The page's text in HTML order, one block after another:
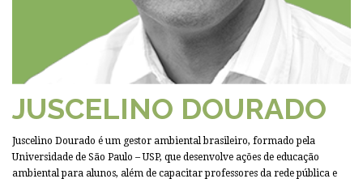
JUSCELINO DOURADO
Juscelino Dourado é um gestor ambiental brasileiro, formado pela
Universidade de São Paulo – USP, que desenvolve ações de educação
ambiental para alunos, além de capacitar professores da rede pública e